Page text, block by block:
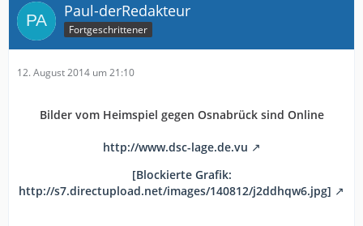
Paul-derRedakteur
Fortgeschrittener
12. August 2014 um 21:10
Bilder vom Heimspiel gegen Osnabrück sind Online
http://www.dsc-lage.de.vu
[Blockierte Grafik:
http://s7.directupload.net/images/140812/j2ddhqw6.jpg]